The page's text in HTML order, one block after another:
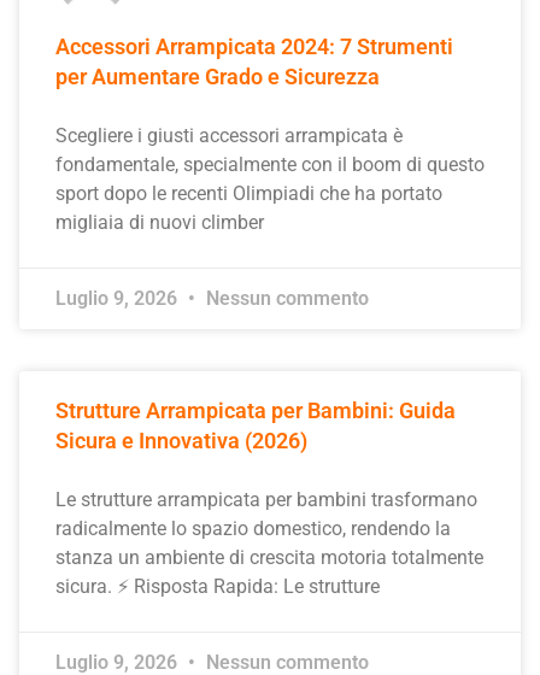
Accessori Arrampicata 2024: 7 Strumenti
per Aumentare Grado e Sicurezza
Scegliere i giusti accessori arrampicata è
fondamentale, specialmente con il boom di questo
sport dopo le recenti Olimpiadi che ha portato
migliaia di nuovi climber
Luglio 9, 2026 Nessun commento
Strutture Arrampicata per Bambini: Guida
Sicura e Innovativa (2026)
Le strutture arrampicata per bambini trasformano
radicalmente lo spazio domestico, rendendo la
stanza un ambiente di crescita motoria totalmente
sicura. ⚡ Risposta Rapida: Le strutture
Luglio 9, 2026 Nessun commento